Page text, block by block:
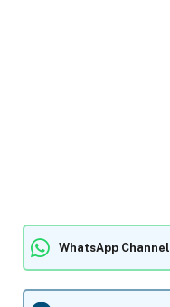
WhatsApp Channel